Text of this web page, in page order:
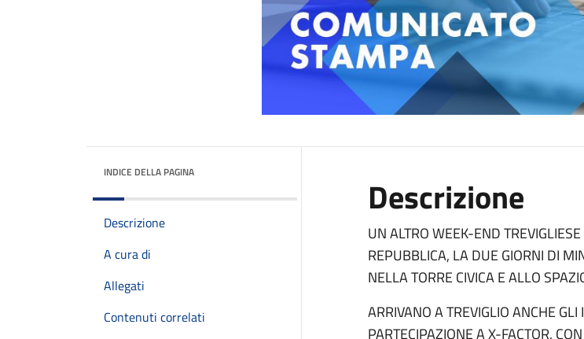
INDICE DELLA PAGINA
Descrizione
A cura di
Allegati
Contenuti correlati
Descrizione
UN ALTRO WEEK-END
REPUBBLICA, LA DUE GIORNI DI
NELLA TORRE CIVICA E ALLO
ARRIVANO A TREVIGLIO ANCHE
PARTECIPAZIONE A X-FACTOR,